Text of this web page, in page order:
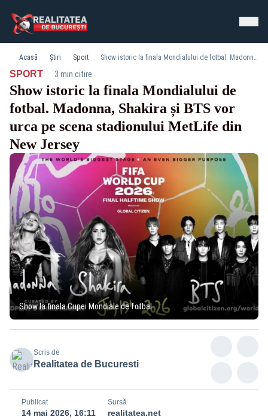
Acasă Știri Sport Show istoric la finala Mondialului de fotbal. Madonna, Shakira și BTS vor urca pe scena stadionului MetLife din New Jersey
SPORT· 3 min citire
Show istoric la finala Mondialului de
fotbal. Madonna, Shakira și BTS vor
urca pe scena stadionului MetLife din
New Jersey
Show la finala Cupei Mondiale de fotbal
Scris de
Realitatea de Bucuresti
Publicat
14 mai 2026, 16:11
Sursă
realitatea.net